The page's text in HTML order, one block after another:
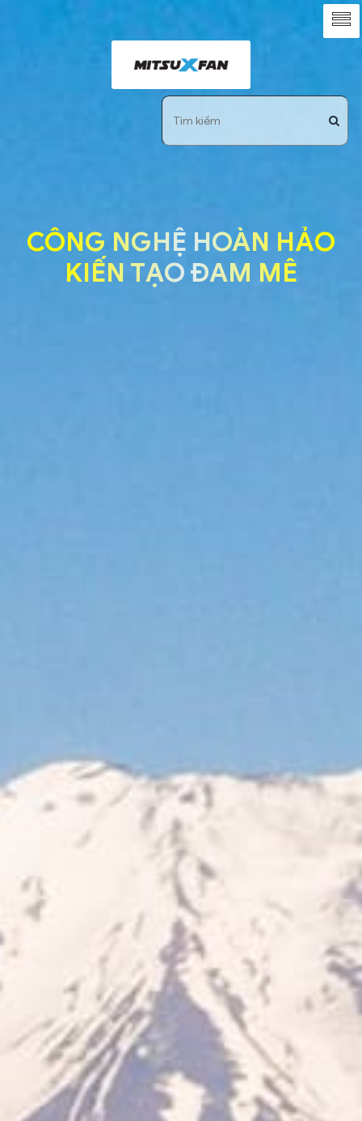
CÔNG NGHỆ HOÀN HẢO
KIẾN TẠO ĐAM MÊ